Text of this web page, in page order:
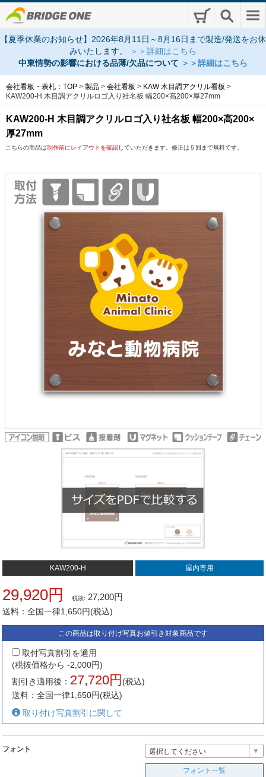
【夏季休業のお知らせ】2026年8月11日～8月16日まで製造/発送をお休
みいたします。
＞＞詳細はこちら
中東情勢の影響における品薄/欠品について ＞＞詳細はこちら
会社看板・表札：TOP > 製品 > 会社看板 > KAW 木目調アクリル看板 >
KAW200-H 木目調アクリルロゴ入り社名板 幅200×高200×厚27mm
KAW200-H 木目調アクリルロゴ入り社名板 幅200×高200×
厚27mm
こちらの商品は制作前にレイアウトを確認していただきます。修正は５回まで無料です。
KAW200-H 屋内専用
29,920円 税抜: 27,200円
送料：全国一律1,650円(税込)
この商品は取り付け写真お値引き対象商品です
取付写真割引を適用
(税抜価格から -2,000円)
割引き適用後： 27,720円 (税込)
送料：全国一律1,650円(税込)
取り付け写真割引に関して
フォント 選択してください
フォント一覧